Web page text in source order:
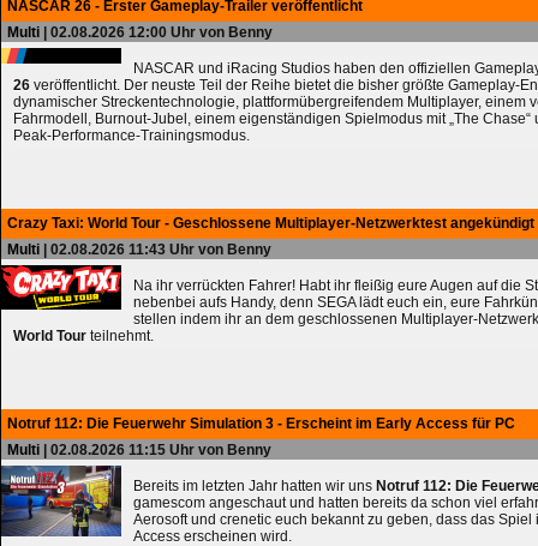
NASCAR 26 - Erster Gameplay-Trailer veröffentlicht
Multi | 02.08.2026 12:00 Uhr von Benny
NASCAR und iRacing Studios haben den offiziellen
26 veröffentlicht. Der neuste Teil der Reihe bietet die bisher größte Gameplay-
dynamischer Streckentechnologie, plattformübergreifendem Multiplayer, einem
Fahrmodell, Burnout-Jubel, einem eigenständigen Spielmodus mit „The
Peak-Performance-Trainingsmodus.
Crazy Taxi: World Tour - Geschlossene Multiplayer-Netzwerktest angekündigt
Multi | 02.08.2026 11:43 Uhr von Benny
Na ihr verrückten Fahrer! Habt ihr fleißig eure Augen auf die
nebenbei aufs Handy, denn SEGA lädt euch ein, eure
stellen indem ihr an dem geschlossenen Multiplayer-
World Tour teilnehmt.
Notruf 112: Die Feuerwehr Simulation 3 - Erscheint im Early Access für PC
Multi | 02.08.2026 11:15 Uhr von Benny
Bereits im letzten Jahr hatten wir uns Notruf 112: Die
gamescom angeschaut und hatten bereits da schon viel
Aerosoft und crenetic euch bekannt zu geben, dass das Spiel
Access erscheinen wird.